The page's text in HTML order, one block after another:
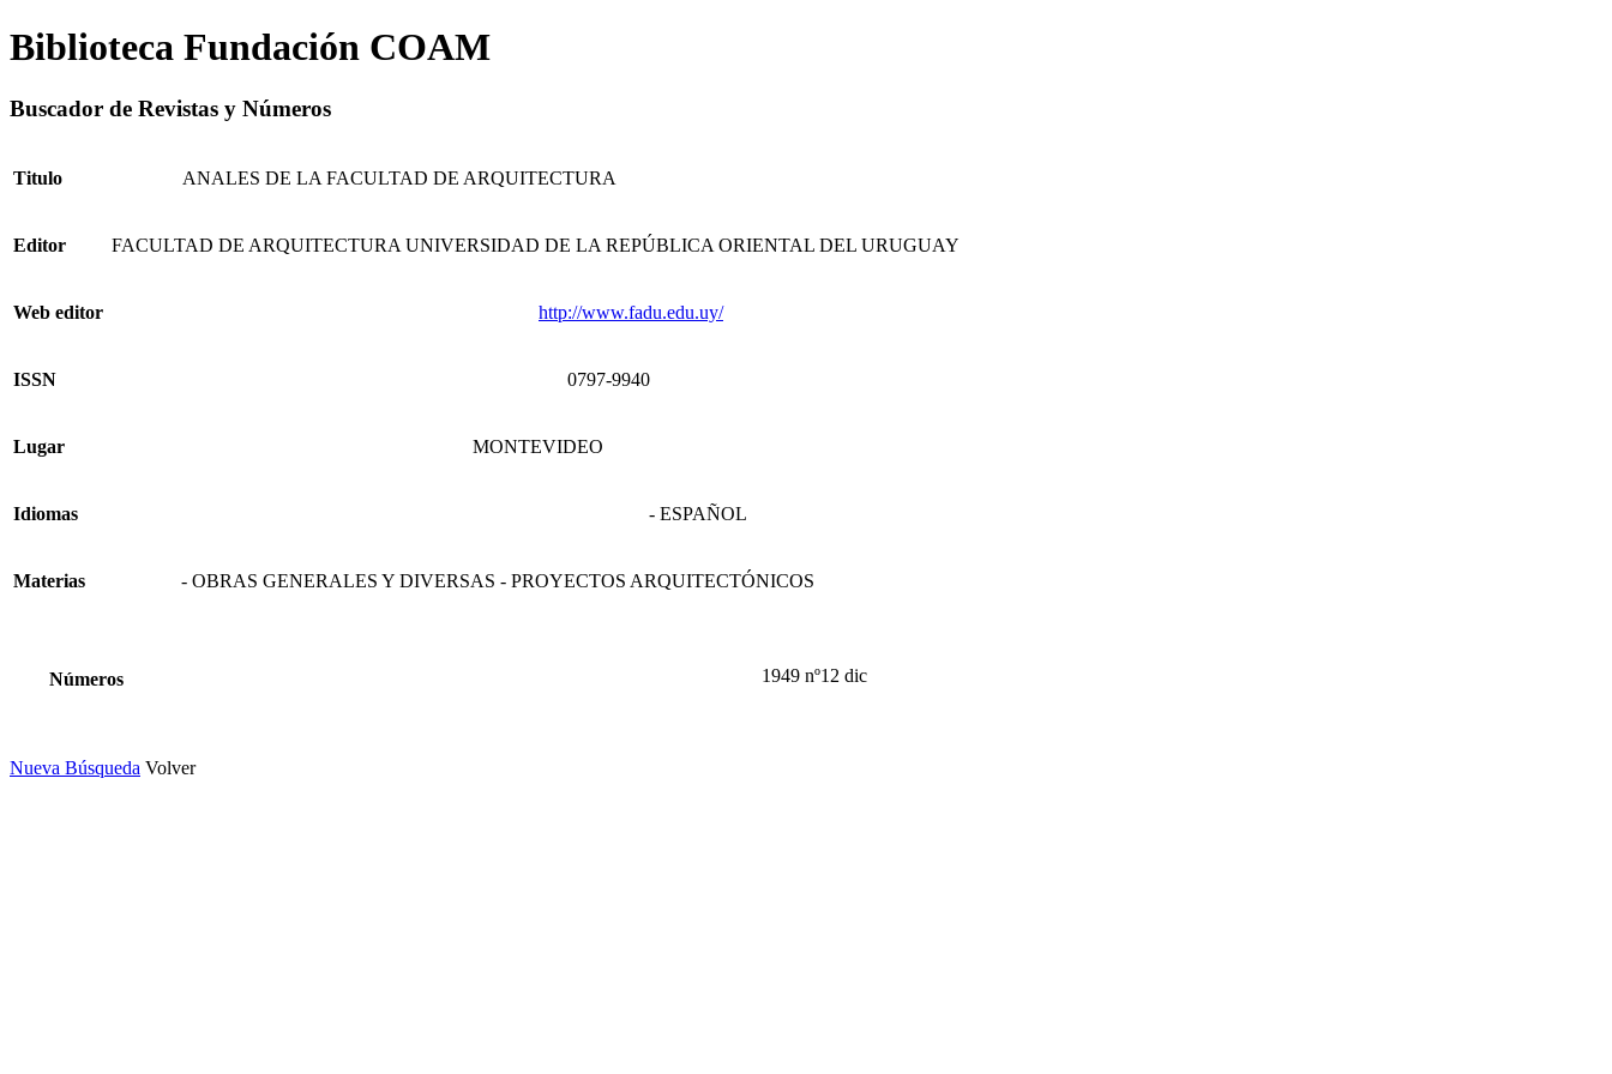
Biblioteca Fundación COAM
Buscador de Revistas y Números
Titulo ANALES DE LA FACULTAD DE ARQUITECTURA
Editor FACULTAD DE ARQUITECTURA UNIVERSIDAD DE LA REPÚBLICA ORIENTAL DEL URUGUAY
Web editor http://www.fadu.edu.uy/
ISSN 0797-9940
Lugar MONTEVIDEO
Idiomas - ESPAÑOL
Materias - OBRAS GENERALES Y DIVERSAS - PROYECTOS ARQUITECTÓNICOS
Números 1949 nº12 dic
Nueva Búsqueda Volver